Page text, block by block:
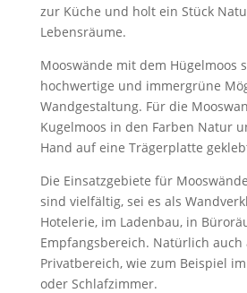
zur Küche und holt ein Stück
Lebensräume.
Mooswände mit dem Hügelmoos
hochwertige und immergrüne
Wandgestaltung. Für die
Kugelmoos in den Farben Natur
Hand auf eine Trägerplatte
Die Einsatzgebiete für
sind vielfältig, sei es als
Hotelerie, im Ladenbau, in
Empfangsbereich. Natürlich
Privatbereich, wie zum Beispiel
oder Schlafzimmer.